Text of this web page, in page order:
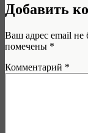
Добавить
Ваш адрес email не
помечены *
Комментарий *